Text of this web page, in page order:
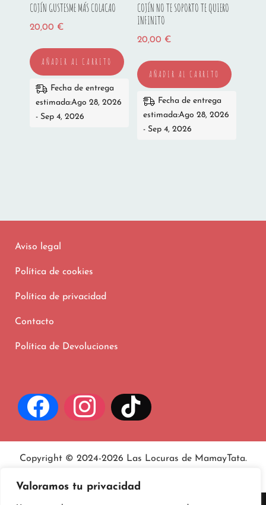
Valoramos tu privacidad
COJÍN GUSTESME MÁS COLACAO
20,00 €
AÑADIR AL CARRITO
Fecha de entrega
estimada:Ago 28, 2026
- Sep 4, 2026
COJÍN NO TE SOPORTO TE QUIERO
INFINITO
20,00 €
AÑADIR AL CARRITO
Fecha de entrega
estimada:Ago 28, 2026
- Sep 4, 2026
Aviso legal
Política de cookies
Política de privacidad
Contacto
Política de Devoluciones
Copyright © 2024-2026 Las Locuras de MamayTata.